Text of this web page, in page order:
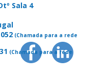
Sala 4
(Chamada para a rede
(Chamada para a rede